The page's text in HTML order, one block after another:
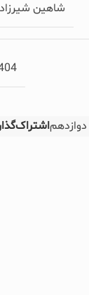
شاهین